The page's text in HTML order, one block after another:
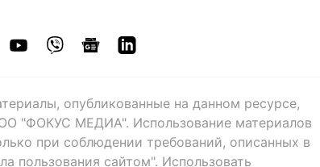
опубликованные на данном ресурсе,
"ФОКУС МЕДИА". Использование материалов
при соблюдении требований, описанных в
пользования сайтом". Использовать